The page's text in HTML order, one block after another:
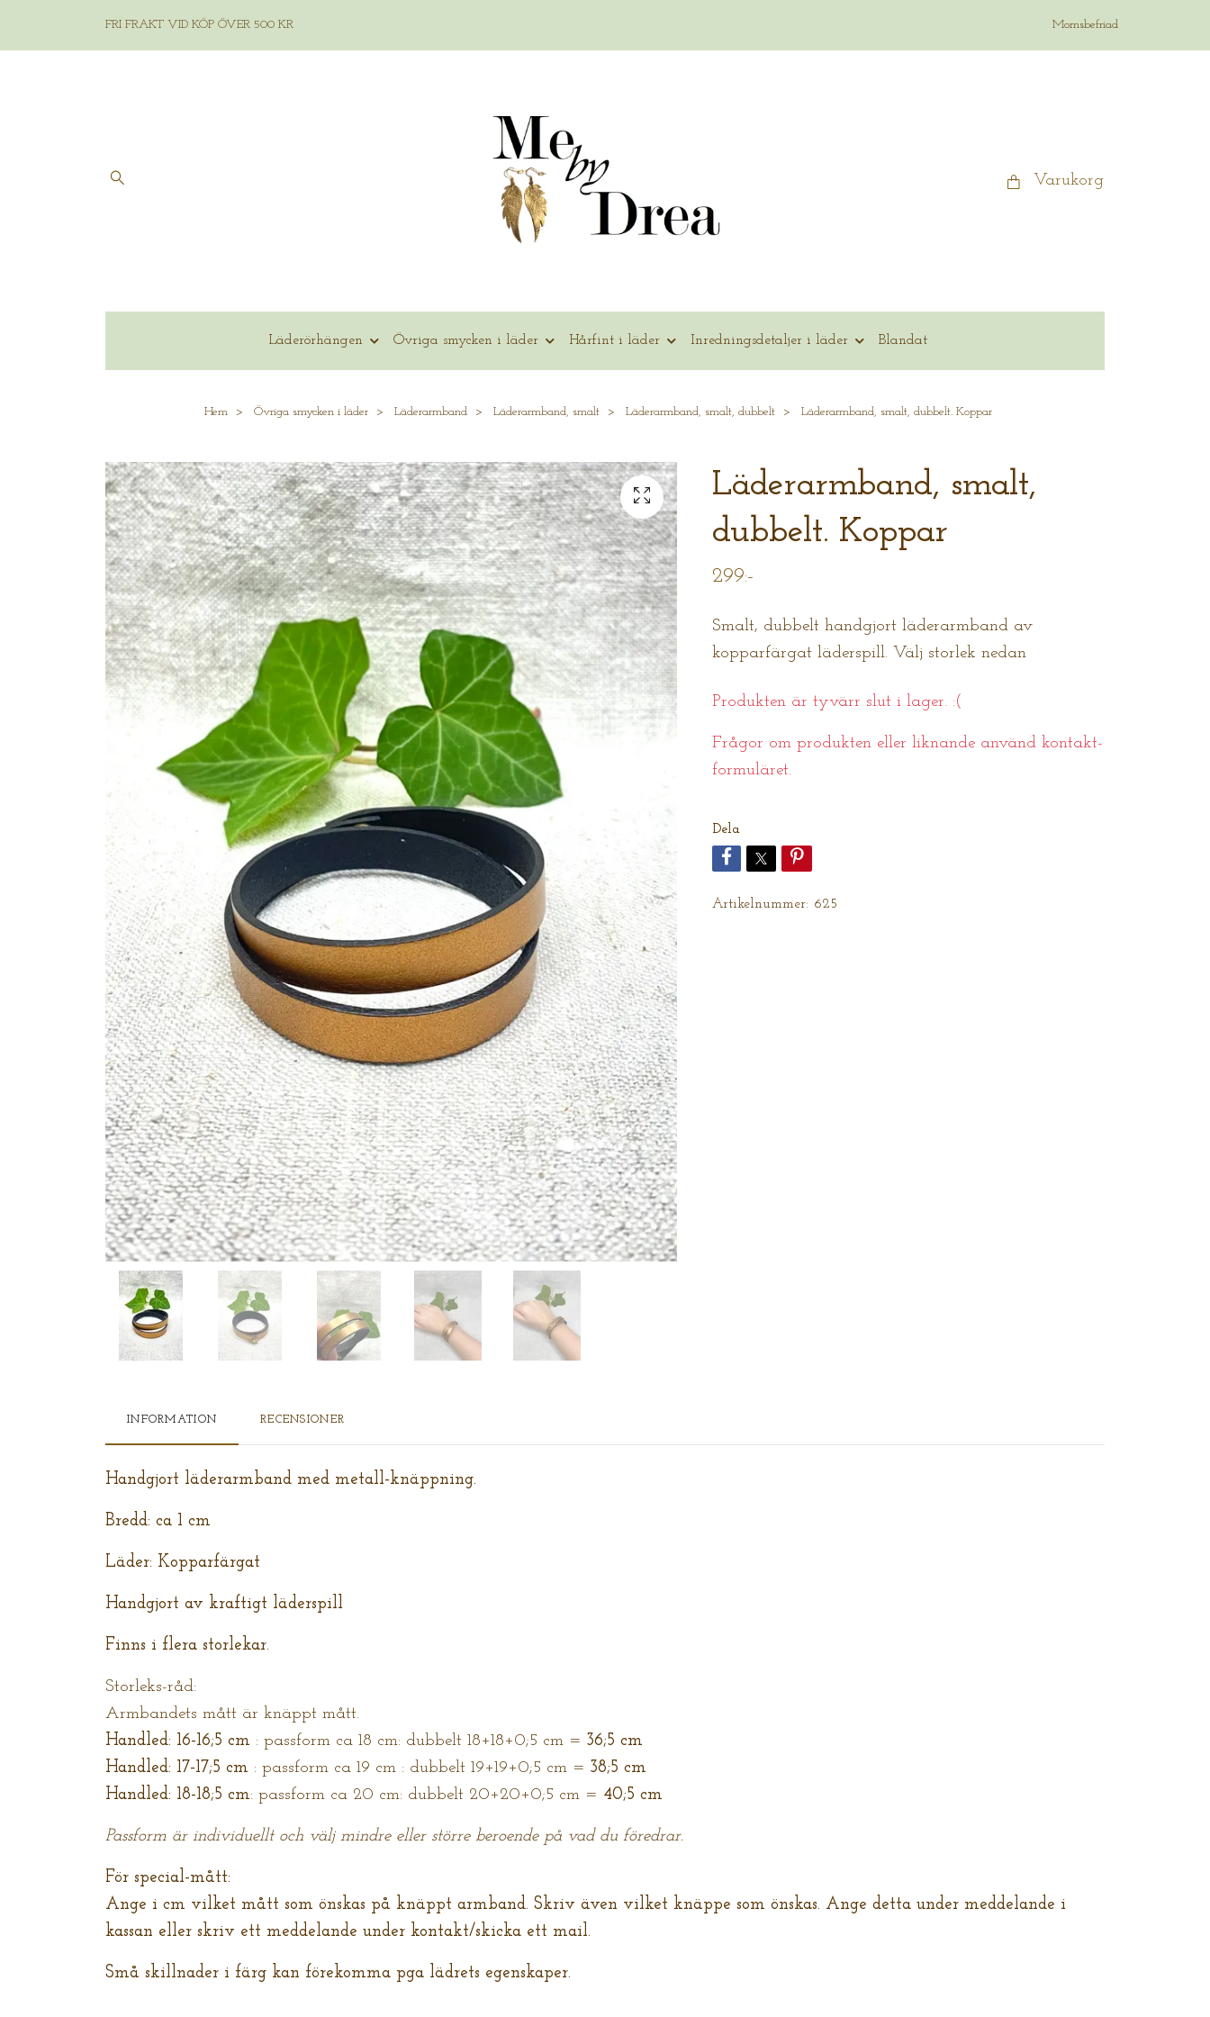
FRI FRAKT VID KÖP ÖVER 500 KR Momsbefriad
Varukorg
Läderörhängen Övriga smycken i läder Hårfint i läder Inredningsdetaljer i läder Blandat
Hem Övriga smycken i läder Läderarmband Läderarmband, smalt Läderarmband, smalt, dubbelt Läderarmband, smalt, dubbelt. Koppar
Läderarmband, smalt,
dubbelt. Koppar
299:-
Smalt, dubbelt handgjort läderarmband av
kopparfärgat läderspill. Välj storlek nedan
Produkten är tyvärr slut i lager. :(
Frågor om produkten eller liknande använd kontakt-
formuläret.
Dela
Artikelnummer: 625
INFORMATION RECENSIONER
Handgjort läderarmband med metall-knäppning.
Bredd: ca 1 cm
Läder: Kopparfärgat
Handgjort av kraftigt läderspill
Finns i flera storlekar.
Storleks-råd:
Armbandets mått är knäppt mått.
Handled: 16-16;5 cm : passform ca 18 cm: dubbelt 18+18+0;5 cm = 36;5 cm
Handled: 17-17;5 cm : passform ca 19 cm : dubbelt 19+19+0;5 cm = 38;5 cm
Handled: 18-18;5 cm: passform ca 20 cm: dubbelt 20+20+0;5 cm = 40;5 cm
Passform är individuellt och välj mindre eller större beroende på vad du föredrar.
För special-mått:
Ange i cm vilket mått som önskas på knäppt armband. Skriv även vilket knäppe som önskas. Ange detta under meddelande i
kassan eller skriv ett meddelande under kontakt/skicka ett mail.
Små skillnader i färg kan förekomma pga lädrets egenskaper.